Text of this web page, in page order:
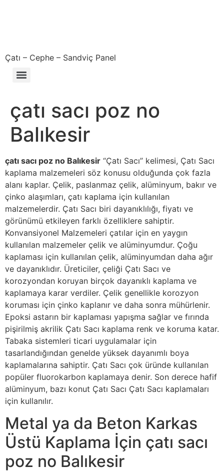
Çatı – Cephe – Sandviç Panel
çatı sacı poz no
Balıkesir
çatı sacı poz no Balıkesir “Çatı Sacı” kelimesi, Çatı Sacı
kaplama malzemeleri söz konusu olduğunda çok fazla
alanı kaplar. Çelik, paslanmaz çelik, alüminyum, bakır ve
çinko alaşımları, çatı kaplama için kullanılan
malzemelerdir. Çatı Sacı biri dayanıklılığı, fiyatı ve
görünümü etkileyen farklı özelliklere sahiptir.
Konvansiyonel Malzemeleri çatılar için en yaygın
kullanılan malzemeler çelik ve alüminyumdur. Çoğu
kaplaması için kullanılan çelik, alüminyumdan daha ağır
ve dayanıklıdır. Üreticiler, çeliği Çatı Sacı ve
korozyondan koruyan birçok dayanıklı kaplama ve
kaplamaya karar verdiler. Çelik genellikle korozyon
koruması için çinko kaplanır ve daha sonra mühürlenir.
Epoksi astarın bir kaplaması yapışma sağlar ve fırında
pişirilmiş akrilik Çatı Sacı kaplama renk ve koruma katar.
Tabaka sistemleri ticari uygulamalar için
tasarlandığından genelde yüksek dayanımlı boya
kaplamalarına sahiptir. Çatı Sacı çok üründe kullanılan
popüler fluorokarbon kaplamaya denir. Son derece hafif
alüminyum, bazı konut Çatı Sacı Çatı Sacı kaplamaları
için kullanılır.
Metal ya da Beton Karkas
Üstü Kaplama İçin çatı sacı
poz no Balıkesir